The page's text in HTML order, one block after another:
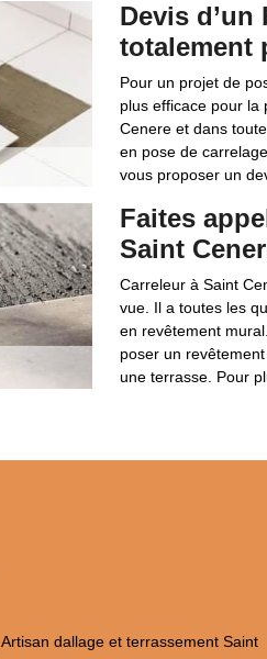
Devis
totalement
Pour un projet de
plus efficace pour la
Cenere et dans
en pose de
vous proposer un
Faites
Saint
Carreleur à Saint
vue. Il a toutes les
en revêtement
poser un
une terrasse. Pour
Artisan dallage et terrassement Saint